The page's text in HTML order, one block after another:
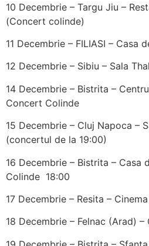
10 Decembrie – Targu Jiu –
(Concert colinde)
11 Decembrie – FILIASI – Casa
12 Decembrie – Sibiu – Sala
14 Decembrie – Bistrita –
Concert Colinde
15 Decembrie – Cluj Napoca –
(concertul de la 19:00)
16 Decembrie – Bistrita – Casa
Colinde 18:00
17 Decembrie – Resita –
18 Decembrie – Felnac (Arad) –